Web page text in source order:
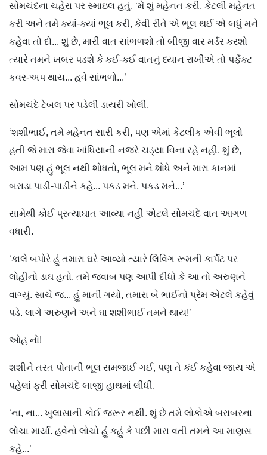
સોમચંદના ચહેરા પર સ્માઇલ હતું, ‘મેં શું મહેનત કરી, કેટલી મહેનત
કરી અને તમે ક્યાં-ક્યાં ભૂલ કરી, કેવી રીતે એ ભૂલ થઈ એ બધું મને
કહેવા તો દો... શું છે, મારી વાત સાંભળશો તો બીજી વાર મર્ડર કરશો
ત્યારે તમને ખબર પડશે કે કઈ-કઈ વાતનું ધ્યાન રાખીએ તો પર્ફેક્ટ
કવર-અપ થાય... હવે સાંભળો...’
સોમચંદે ટેબલ પર પડેલી ડાયરી ખોલી.
‘શશીભાઈ, તમે મહેનત સારી કરી, પણ એમાં કેટલીક એવી ભૂલો
હતી જે મારા જેવા ખાંધ‌િયાની નજરે ચડ્યા વિના રહે નહીં. શું છે,
આમ પણ હું ભૂલ નથી શોધતો, ભૂલ મને શોધે અને મારા કાનમાં
બરાડા પાડી-પાડીને કહે... પકડ મને, પકડ મને...’
સામેથી કોઈ પ્રત્યાઘાત આવ્યા નહીં એટલે સોમચંદે વાત આગળ
વધારી.
‘કાલે બપોરે હું તમારા ઘરે આવ્યો ત્યારે લિવિંગ રૂમની કાર્પેટ પર
લોહીનો ડાઘ હતો. તમે જવાબ પણ આપી દીધો કે આ તો અરુણને
વાગ્યું. સાચે જ... હું માની ગયો, તમારા બે ભાઈનો પ્રેમ એટલે કહેવું
પડે. લાગે અરુણને અને ઘા શશીભાઈ તમને થાય!’
ઓહ નો!
શશીને તરત પોતાની ભૂલ સમજાઈ ગઈ, પણ તે કંઈ કહેવા જાય એ
પહેલાં ફરી સોમચંદે બાજી હાથમાં લીધી.
‘ના, ના... ખુલાસાની કોઈ જરૂર નથી. શું છે તમે લોકોએ બરાબરના
લોચા માર્યા. હવેનો લોચો હું કહું કે પછી મારા વતી તમને આ માણસ
કહે...’